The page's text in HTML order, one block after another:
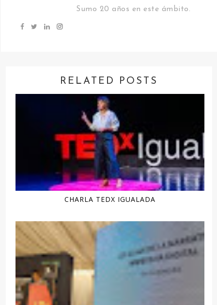
Sumo 20 años en este ámbito.
RELATED POSTS
CHARLA TEDX IGUALADA